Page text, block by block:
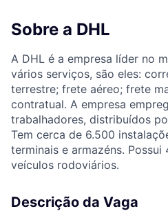
Sobre a DHL
A DHL é a empresa líder no
vários serviços, são eles:
terrestre; frete aéreo; frete
contratual. A empresa
trabalhadores, distribuídos
Tem cerca de 6.500
terminais e armazéns.
veículos rodoviários.
Descrição da Vaga